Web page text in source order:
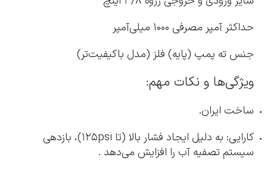
حداکثر آمپر مصرفی ۱۰۰۰ میلی‌آمپر
جنس ته پمپ (پایه) فلز (مدل باکیفیت‌تر)
ویژگی‌ها و نکات مهم:
ساخت ایران.
کارایی: به دلیل ایجاد فشار بالا (تا ۱۲۵psi)، بازدهی
سیستم تصفیه آب را افزایش می‌دهد .